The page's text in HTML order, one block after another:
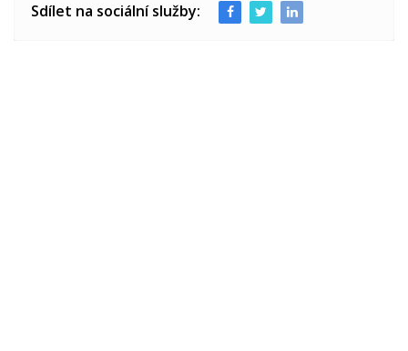
Sdílet na sociální služby: